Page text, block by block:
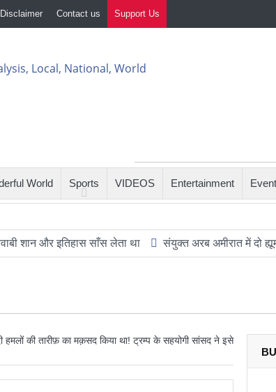
Disclaimer Contact us Support Us
World Sports VIDEOS Entertainment
इतिहास साँस लेता था संयुक्त अरब अमीरात में दो ह्यूमनॉइड
हमलों की तारीफ़ का मक़सद किया था! ट्रम्प के सहयोगी सांसद ने इसे